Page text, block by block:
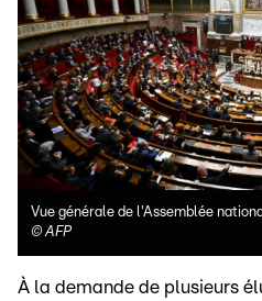
Vue générale de l'Assemblée
©AFP
À la demande de plusieurs